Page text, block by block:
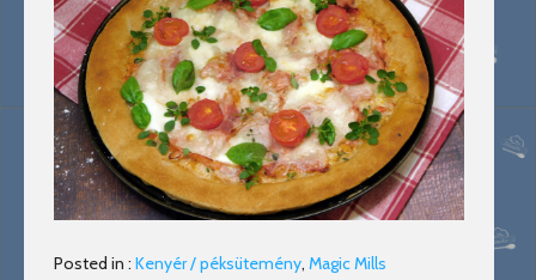
Posted in : Kenyér / péksütemény, Magic Mills